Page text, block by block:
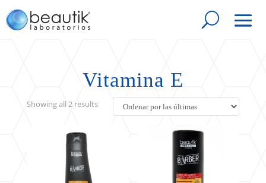
Vitamina E
Showing all 2 resultsSorted